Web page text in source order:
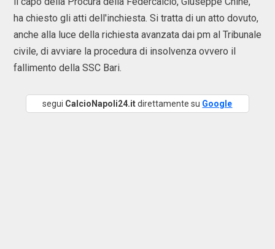
ha chiesto gli atti dell'inchiesta. Si tratta di un atto dovuto,
anche alla luce della richiesta avanzata dai pm al Tribunale
civile, di avviare la procedura di insolvenza ovvero il
fallimento della SSC Bari.
segui CalcioNapoli24.itdirettamente su Google